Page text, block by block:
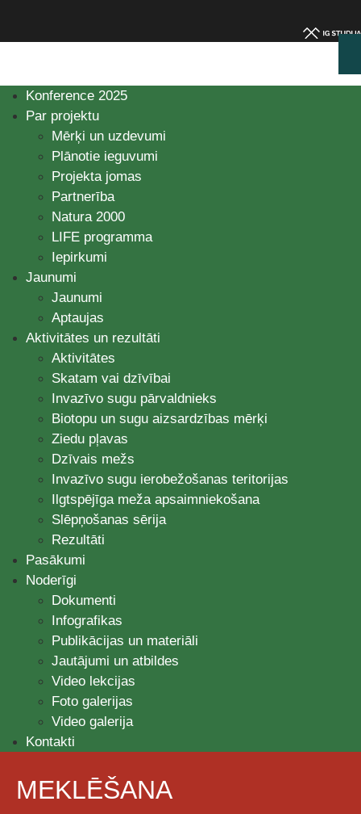
Konference 2025
Par projektu
Mērķi un uzdevumi
Plānotie ieguvumi
Projekta jomas
Partnerība
Natura 2000
LIFE programma
Iepirkumi
Jaunumi
Jaunumi
Aptaujas
Aktivitātes un rezultāti
Aktivitātes
Skatam vai dzīvībai
Invazīvo sugu pārvaldnieks
Biotopu un sugu aizsardzības mērķi
Ziedu pļavas
Dzīvais mežs
Invazīvo sugu ierobežošanas teritorijas
Ilgtspējīga meža apsaimniekošana
Slēpņošanas sērija
Rezultāti
Pasākumi
Noderīgi
Dokumenti
Infografikas
Publikācijas un materiāli
Jautājumi un atbildes
Video lekcijas
Foto galerijas
Video galerija
Kontakti
MEKLĒŠANA